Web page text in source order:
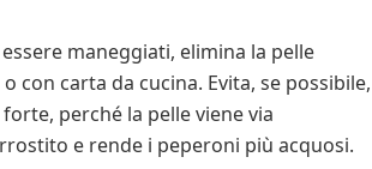
maneggiati, elimina la pelle
con carta da cucina. Evita, se possibile,
perché la pelle viene via
e rende i peperoni più acquosi.